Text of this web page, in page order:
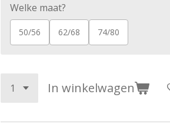
Welke maat?
50/56 62/68 74/80
In winkelwagen